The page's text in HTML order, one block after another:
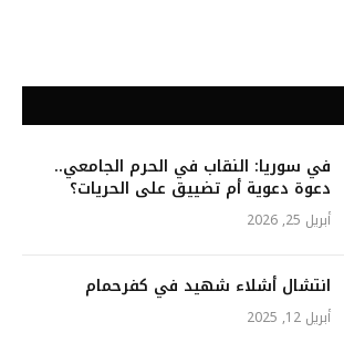
في سوريا: النقاب في الحرم الجامعي..
دعوة دعوية أم تضييق على الحريات؟
أبريل 25, 2026
انتشال أشلاء شهيد في كفرحمام
أبريل 12, 2025